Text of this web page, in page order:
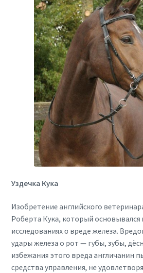
Уздечка Кука
Изобретение английского
Роберта Кука, который основывался
исследованиях о вреде железа.
удары железа о рот — губы, зубы,
избежания этого вреда англичанин
средства управления, не